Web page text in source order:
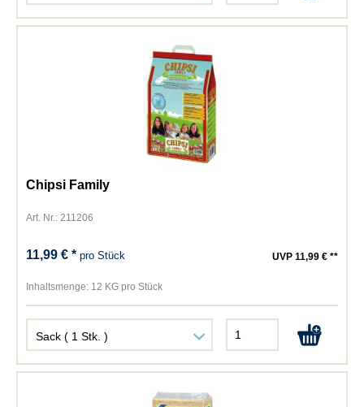
Chipsi Family
Art. Nr.: 211206
11,99 € *pro Stück UVP 11,99 € **
Inhaltsmenge: 12 KG pro Stück